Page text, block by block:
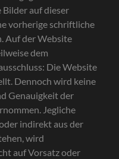
Bilder auf dieser
vorherige schriftliche
Auf der Website
dem
Die Website
Dennoch wird keine
Genauigkeit der
Jegliche
indirekt aus der
wird
auf Vorsatz oder